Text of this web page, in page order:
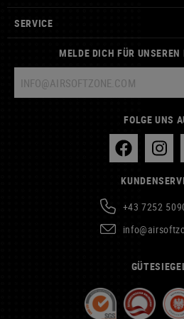
SERVICE
MELDE DICH FÜR
FOLGE UNS
+43 7252